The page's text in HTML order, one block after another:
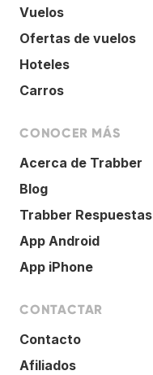
Vuelos
Ofertas de vuelos
Hoteles
Carros
CONOCER MÁS
Acerca de Trabber
Blog
Trabber Respuestas
App Android
App iPhone
CONTACTAR
Contacto
Afiliados